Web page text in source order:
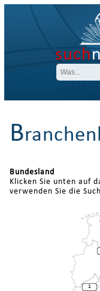
such
B
Bundesland
Klicken Sie unten auf
verwenden Sie die
1